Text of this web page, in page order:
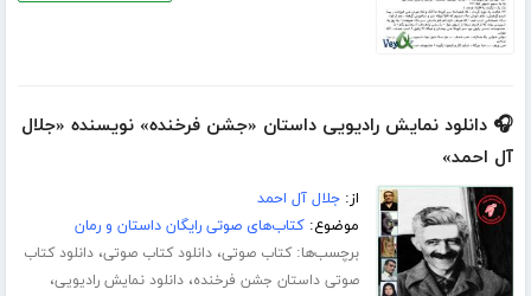
🎧 دانلود نمایش رادیویی داستان «جشن فرخنده» نویسنده «جلال
آل احمد»
از:جلال آل احمد
موضوع:کتاب‌های صوتی رایگان داستان و رمان
برچسب‌ها:کتاب صوتی،دانلود کتاب صوتی،دانلود کتاب
صوتی داستان جشن فرخنده،دانلود نمایش رادیویی،